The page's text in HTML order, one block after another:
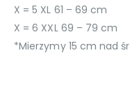
X = 5 XL 61 – 69 cm
X = 6 XXL 69 – 79 cm
*Mierzymy 15 cm nad